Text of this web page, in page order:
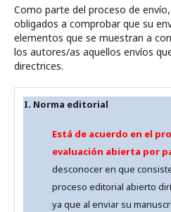
Como parte del proceso de
obligados a comprobar que su
elementos que se muestran a
los autores/as aquellos envíos
directrices.
I. Norma editorial
Está de acuerdo en el
evaluación abierta por
desconocer en que
proceso editorial abierto
ya que al enviar su